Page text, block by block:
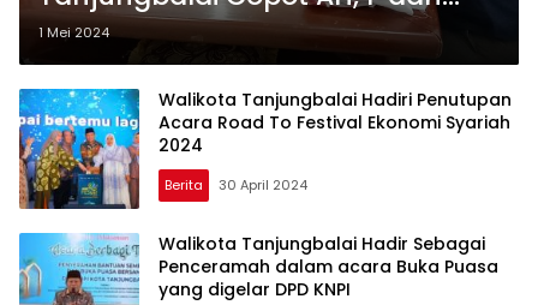
Kroninya
1 Mei 2024
Walikota Tanjungbalai Hadiri Penutupan
Acara Road To Festival Ekonomi Syariah
2024
Berita 30 April 2024
Walikota Tanjungbalai Hadir Sebagai
Penceramah dalam acara Buka Puasa
yang digelar DPD KNPI